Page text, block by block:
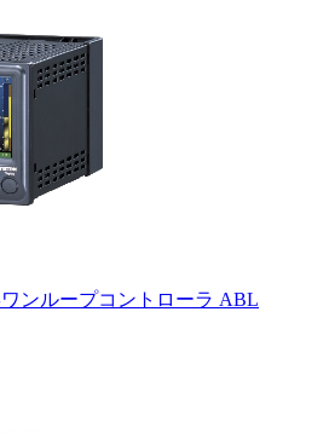
ンループコントローラ ABL